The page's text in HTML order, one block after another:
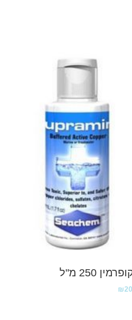
250 מ"ל
₪